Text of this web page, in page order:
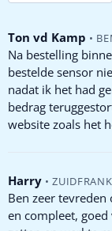
Ton vd Kamp •
Na bestelling
bestelde sensor
nadat ik het had
bedrag
website zoals het
Harry •
Ben zeer
en compleet,